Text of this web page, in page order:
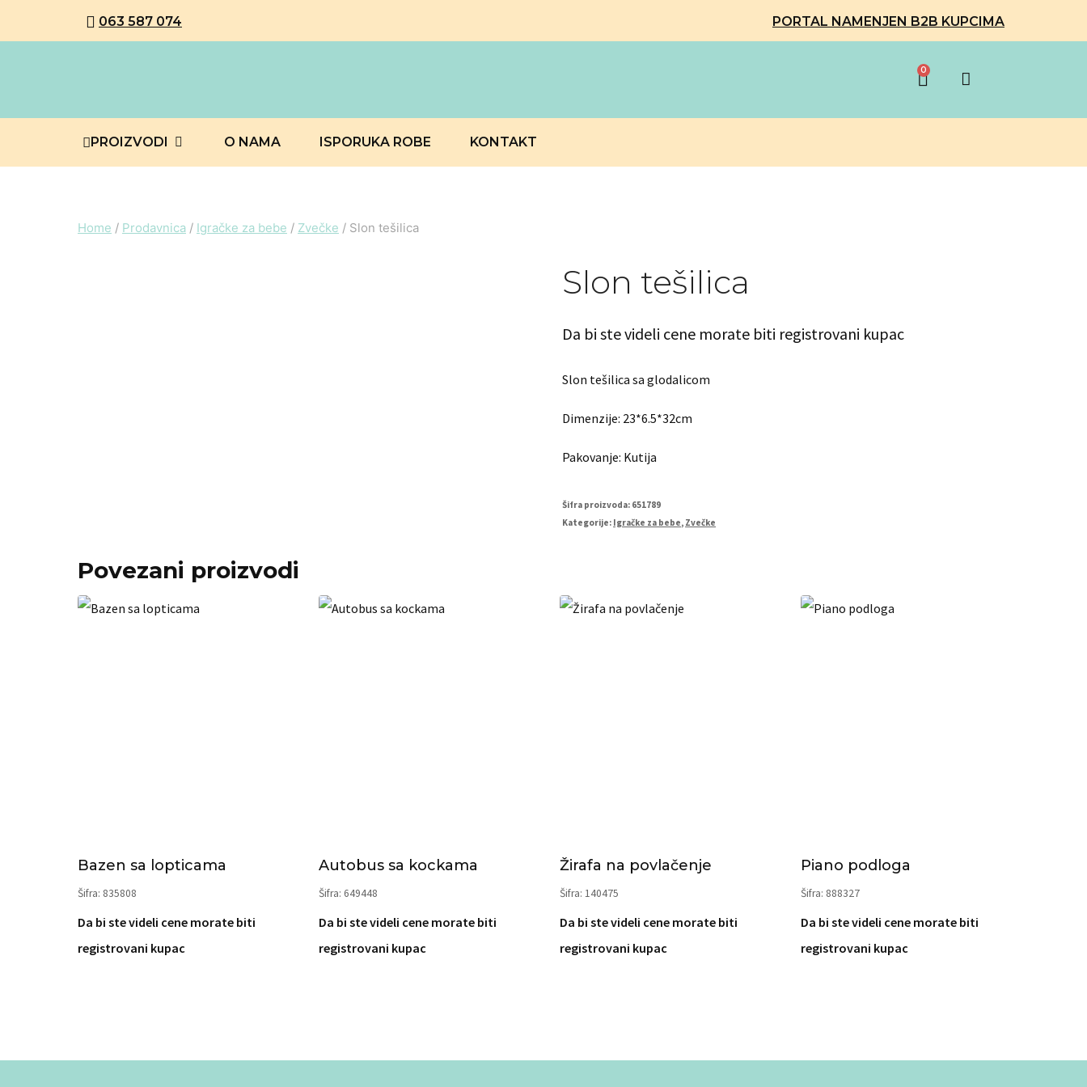
063 587 074 PORTAL NAMENJEN B2B KUPCIMA
0
PROIZVODI O NAMA ISPORUKA ROBE KONTAKT
Home / Prodavnica / Igračke za bebe / Zvečke / Slon tešilica
Slon tešilica
Da bi ste videli cene morate biti registrovani kupac
Slon tešilica sa glodalicom
Dimenzije: 23*6.5*32cm
Pakovanje: Kutija
Šifra proizvoda: 651789
Kategorije: Igračke za bebe, Zvečke
Povezani proizvodi
Bazen sa lopticama
Šifra: 835808
Da bi ste videli cene morate biti
registrovani kupac
Autobus sa kockama
Šifra: 649448
Da bi ste videli cene morate biti
registrovani kupac
Žirafa na povlačenje
Šifra: 140475
Da bi ste videli cene morate biti
registrovani kupac
Piano podloga
Šifra: 888327
Da bi ste videli cene morate biti
registrovani kupac